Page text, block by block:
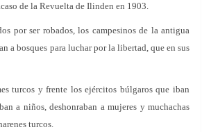
de la Revuelta de Ilinden en 1903.
por ser robados, los campesinos de la antigua
a bosques para luchar por la libertad, que en sus
turcos y frente los ejércitos búlgaros que iban
a niños, deshonraban a mujeres y muchachas
turcos.